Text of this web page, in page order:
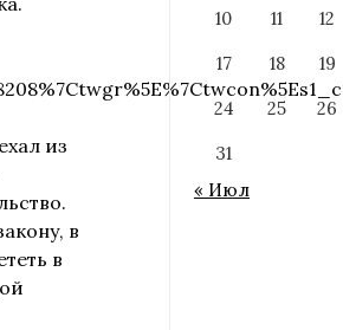
из
в
в
10
11 12
17
18 19
24
25 26
31
« Июл